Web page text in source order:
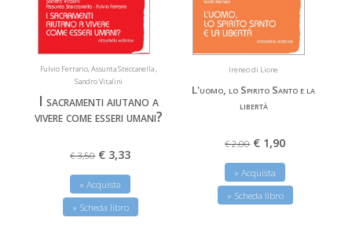
Fulvio Ferrario, Assunta Steccanella ,
Sandro Vitalini
I sacramenti aiutano a
vivere come esseri umani?
€ 3,50 € 3,33
» Acquista
» Scheda libro
Ireneo di Lione
L'uomo, lo Spirito Santo e la
libertà
€ 2,00 € 1,90
» Acquista
» Scheda libro